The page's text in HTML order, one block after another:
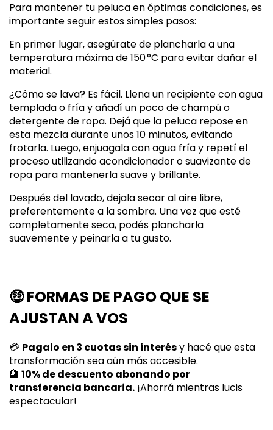
Para mantener tu peluca en óptimas condiciones, es
importante seguir estos simples pasos:
En primer lugar, asegúrate de plancharla a una
temperatura máxima de 150 °C para evitar dañar el
material.
¿Cómo se lava? Es fácil. Llena un recipiente con agua
templada o fría y añadí un poco de champú o
detergente de ropa. Dejá que la peluca repose en
esta mezcla durante unos 10 minutos, evitando
frotarla. Luego, enjuagala con agua fría y repetí el
proceso utilizando acondicionador o suavizante de
ropa para mantenerla suave y brillante.
Después del lavado, dejala secar al aire libre,
preferentemente a la sombra. Una vez que esté
completamente seca, podés plancharla
suavemente y peinarla a tu gusto.
🤑FORMAS DE PAGO QUE SE
AJUSTAN A VOS
💳 Pagalo en 3 cuotas sin interésy hacé que esta
transformación sea aún más accesible.
🏦 10% de descuento abonando por
transferencia bancaria. ¡Ahorrá mientras lucis
espectacular!